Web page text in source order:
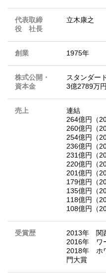
代表取締
役 社長
立木康之
創業 1975年
株式公開・
資本金
スタンダー
3億2789万円
売上
連結
264億円（
260億円（
254億円（
236億円（
231億円（
220億円（
201億円（
179億円（
135億円（
118億円（
108億円（
受賞歴
2013年 関
2016年 ワ
2018年 ホ
門大賞